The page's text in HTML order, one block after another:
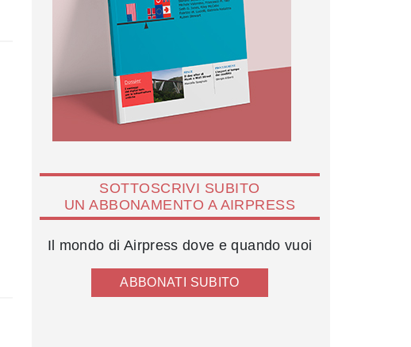
SOTTOSCRIVI SUBITO
UN ABBONAMENTO A AIRPRESS
Il mondo di Airpress dove e quando vuoi
ABBONATI SUBITO